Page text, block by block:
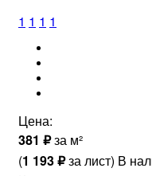
1 1 1 1
Цена:
381 ₽за м²
(1 193₽за лист) В